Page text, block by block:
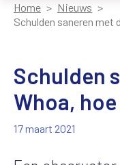
Home
Nieuws
Schulden saneren met
Schulden
Whoa,
17 maart 2021